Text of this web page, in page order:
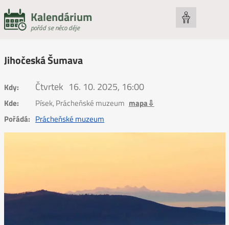
Kalendárium
pořád se něco děje
Jihočeská Šumava
Kdy: Čtvrtek 16. 10. 2025, 16:00
Kde: Písek, Prácheňské muzeum mapa⇩
Pořádá: Prácheňské muzeum